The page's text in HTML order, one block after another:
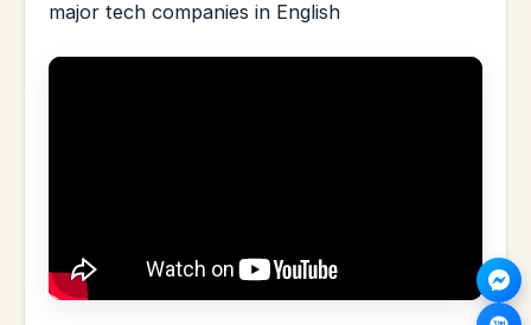
major tech companies in English